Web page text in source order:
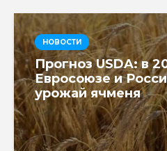
НОВОСТИ
Прогноз USDA: в
Евросоюзе и
урожай ячменя